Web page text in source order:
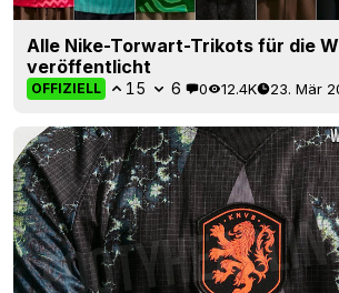
Alle Nike-Torwart-Trikots für die
veröffentlicht
OFFIZIELL 15 6 0 12.4K 23. Mär